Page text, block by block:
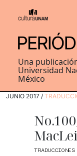
Una
Universidad
México
JUNIO 2017 /
TRADUCCIONES